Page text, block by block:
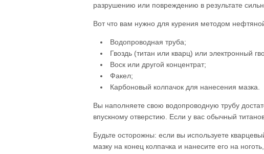
разрушению или повреждению в результате
Вот что вам нужно для курения методом
Водопроводная труба;
Гвоздь (титан или кварц) или электронный
Воск или другой концентрат;
Факел;
Карбоновый колпачок для нанесения мазка.
Вы наполняете свою водопроводную трубу
впускному отверстию. Если у вас обычный
Будьте осторожны: если вы используете
мазку на конец колпачка и нанесите его на